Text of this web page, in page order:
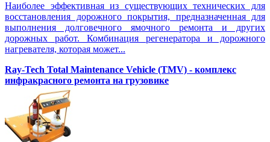
Наиболее эффективная из существующих технических для
восстановления дорожного покрытия, предназначенная для
выполнения долговечного ямочного ремонта и других
дорожных работ. Комбинация регенератора и дорожного
нагревателя, которая может...
Ray-Tech Total Maintenance Vehicle (TMV) - комплекс
инфракрасного ремонта на грузовике